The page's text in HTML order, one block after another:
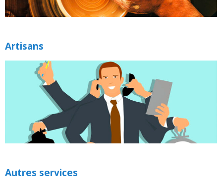
Artisans
Autres services